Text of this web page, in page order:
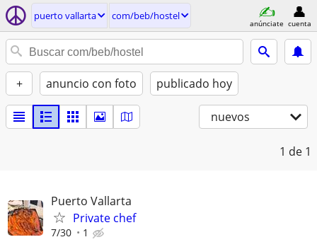
puerto vallarta com/beb/hostel
anúnciate cuenta
+ anuncio con foto publicado hoy
nuevos
1 de 1
Puerto Vallarta
Private chef
7/30 1